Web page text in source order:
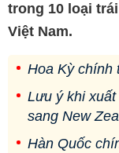
trong 10 loại
Việt Nam.
Hoa Kỳ chính
Lưu ý khi
sang New
Hàn Quốc